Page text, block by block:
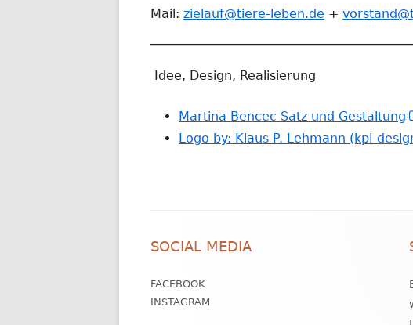
Mail: zielauf@tiere-leben.de +
Idee, Design, Realisierung
Martina Bencec Satz und Gestaltung
Logo by: Klaus P. Lehmann (kpl-
Inhalt
SOCIAL MEDIA
FACEBOOK
INSTAGRAM